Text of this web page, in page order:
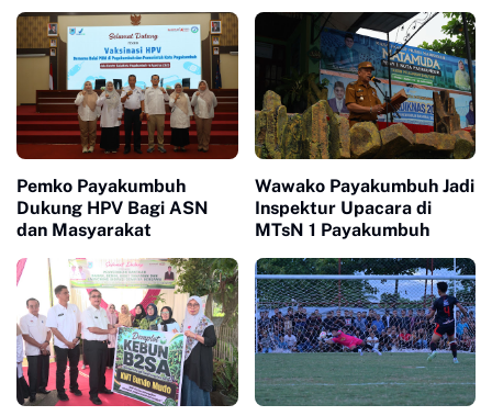
Pemko Payakumbuh
Dukung HPV Bagi ASN
dan Masyarakat
Wawako Payakumbuh Jadi
Inspektur Upacara di
MTsN 1 Payakumbuh